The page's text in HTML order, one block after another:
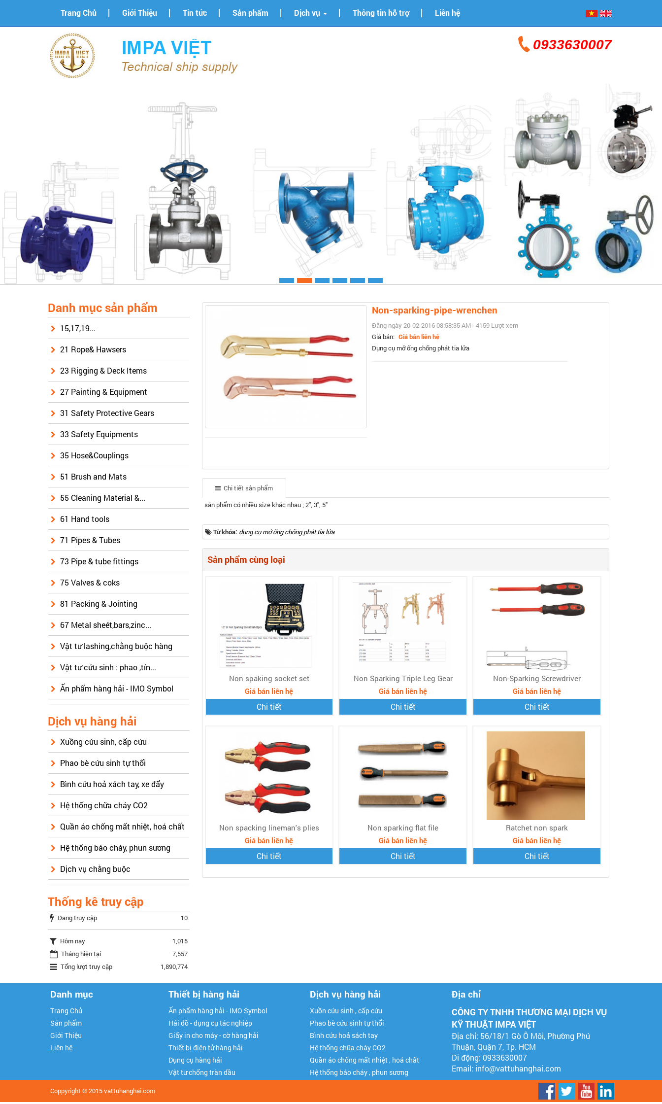
Trang Chủ Giới Thiệu Tin tức Sản phẩm Dịch vụ Thông tin hỗ trợ Liên hệ
0933630007
Xem chi tiết
Danh mục sản phẩm
15,17,19...
21 Rope& Hawsers
23 Rigging & Deck Items
27 Painting & Equipment
31 Safety Protective Gears
33 Safety Equipments
35 Hose&Couplings
51 Brush and Mats
55 Cleaning Material &...
61 Hand tools
71 Pipes & Tubes
73 Pipe & tube fittings
75 Valves & coks
81 Packing & Jointing
67 Metal sheét,bars,zinc...
Vật tư lashing,chằng buộc hàng
Vật tư cứu sinh : phao ,tín...
Ấn phẩm hàng hải - IMO Symbol
Dịch vụ hàng hải
Xuồng cứu sinh, cấp cứu
Phao bè cứu sinh tự thổi
Bình cứu hoả xách tay, xe đẩy
Hệ thống chữa cháy CO2
Quần áo chống mất nhiệt, hoá chất
Hệ thống báo cháy, phun sương
Dịch vụ chằng buộc
Thống kê truy cập
Đang truy cập 10
Hôm nay
1,015
Tháng hiện tại
7,557
Tổng lượt truy cập
1,890,774
Non-sparking-pipe-wrenchen
Đăng ngày 20-02-2016 08:58:35 AM - 4159 Lượt xem
Giá bán: Giá bán liên hệ
Dụng cụ mở ống chống phát tia lửa
Chi tiết sản phẩm
sản phẩm có nhiều size khác nhau ; 2'', 3'', 5''
Từ khóa: dụng cụ mở ống chống phát tia lửa
Sản phẩm cùng loại
Non spaking socket set
Giá bán liên hệ
Chi tiết
Non Sparking Triple Leg Gear
Giá bán liên hệ
Chi tiết
Non-Sparking Screwdriver
Giá bán liên hệ
Chi tiết
Non spacking lineman's plies
Giá bán liên hệ
Chi tiết
Non sparking flat file
Giá bán liên hệ
Chi tiết
Ratchet non spark
Giá bán liên hệ
Chi tiết
Danh mục
Trang Chủ
Sản phẩm
Giới Thiệu
Liên hệ
Thiết bị hàng hải
Ấn phẩm hàng hải - IMO Symbol
Hải đồ - dụng cụ tác nghiệp
Giấy in cho máy - cờ hàng hải
Thiết bị điện tử hàng hải
Dụng cụ hàng hải
Vật tư chống tràn dầu
Dịch vụ hàng hải
Xuồn cứu sinh , cấp cứu
Phao bè cứu sinh tự thổi
Bình cứu hoả sách tay
Hệ thống chữa cháy CO2
Quần áo chống mất nhiệt , hoá chất
Hệ thống báo cháy , phun sương
Địa chỉ
CÔNG TY TNHH THƯƠNG MẠI DỊCH VỤ
KỸ THUẬT IMPA VIỆT
Địa chỉ: 56/18/1 Gò Ô Môi, Phường Phú
Thuận, Quận 7, Tp. HCM
Di động: 0933630007
Email: info@vattuhanghai.com
Coppyright © 2015vattuhanghai.com